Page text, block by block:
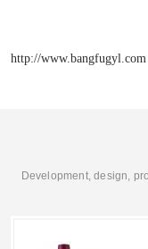
http://www.bangfugyl.com
Development, design,